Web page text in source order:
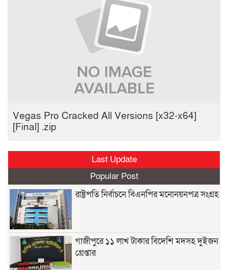
Vegas Pro Cracked All Versions [x32-x64]
[Final] .zip
Last Update
Popular Post
রাষ্ট্রপতি নির্বাচনে বিএনপির মনোনয়নপত্র সংগ্রহ
গাজীপুরে ১১ লাখ টাকার বিদেশি মদসহ দুইজন
গ্রেপ্তার